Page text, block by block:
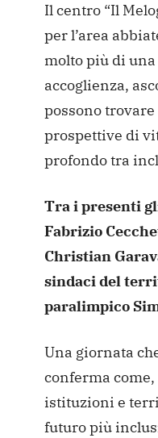
Il centro “Il
per l’area
molto più di
accoglienza,
possono
prospettive di
profondo tra
Tra i presenti
Fabrizio
Christian
sindaci del
paralimpico
Una giornata
conferma
istituzioni e
futuro più